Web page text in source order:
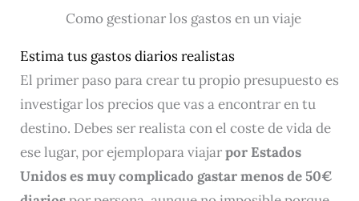
Como gestionar los gastos en un viaje
Estima tus gastos diarios realistas
El primer paso para crear tu propio presupuesto es
investigar los precios que vas a encontrar en tu
destino. Debes ser realista con el coste de vida de
ese lugar, por ejemplopara viajarpor Estados
Unidos es muy complicado gastar menos de 50€